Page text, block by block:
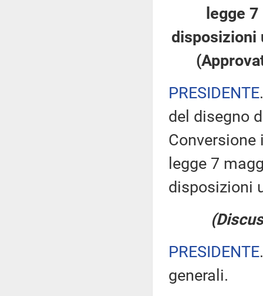
legge
disposizioni
PRESIDENTE
del disegno
Conversione
legge 7
disposizioni
PRESIDENTE
generali.